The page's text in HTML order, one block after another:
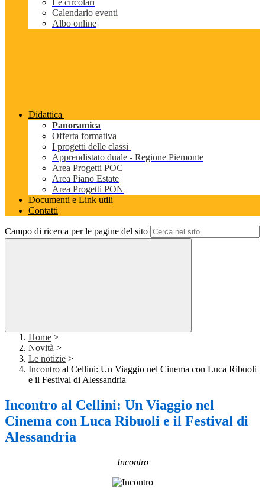
Le circolari
Calendario eventi
Albo online
Didattica
Panoramica
Offerta formativa
I progetti delle classi
Apprendistato duale - Regione Piemonte
Area Progetti POC
Area Piano Estate
Area Progetti PON
Documenti e Link utili
Contatti
Campo di ricerca per le pagine del sito
Home >
Novità >
Le notizie >
Incontro al Cellini: Un Viaggio nel Cinema con Luca Ribuoli
e il Festival di Alessandria
Incontro al Cellini: Un Viaggio nel
Cinema con Luca Ribuoli e il Festival di
Alessandria
Incontro